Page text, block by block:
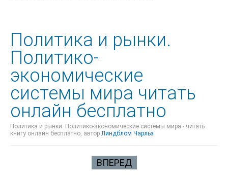
Политика и рынки.
Политико-
экономические
системы мира читать
онлайн бесплатно
Политика и рынки. Политико-экономические системы мира - читать
книгу онлайн бесплатно, автор Линдблом Чарльз
ВПЕРЕД